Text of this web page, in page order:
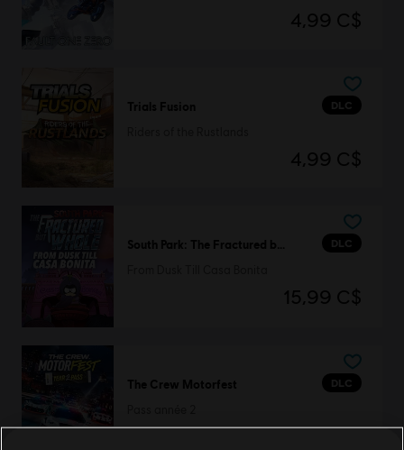
4,99 C$
DLC
Trials Fusion
4,99 C$
DLC
15,99 C$
DLC
The Crew Motorfest
39,99 C$